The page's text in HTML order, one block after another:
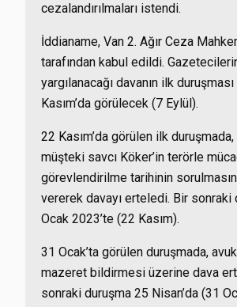
cezalandırılmaları istendi.
İddianame, Van 2. Ağır Ceza
tarafından kabul edildi.
yargılanacağı davanın ilk
Kasım’da görülecek (7 Eylül).
22 Kasım’da görülen ilk
müşteki savcı Köker’in terörle
görevlendirilme tarihinin
vererek davayı erteledi. Bir sonraki
Ocak 2023’te (22 Kasım).
31 Ocak’ta görülen duruşmada,
mazeret bildirmesi üzerine dava
sonraki duruşma 25 Nisan’da (31